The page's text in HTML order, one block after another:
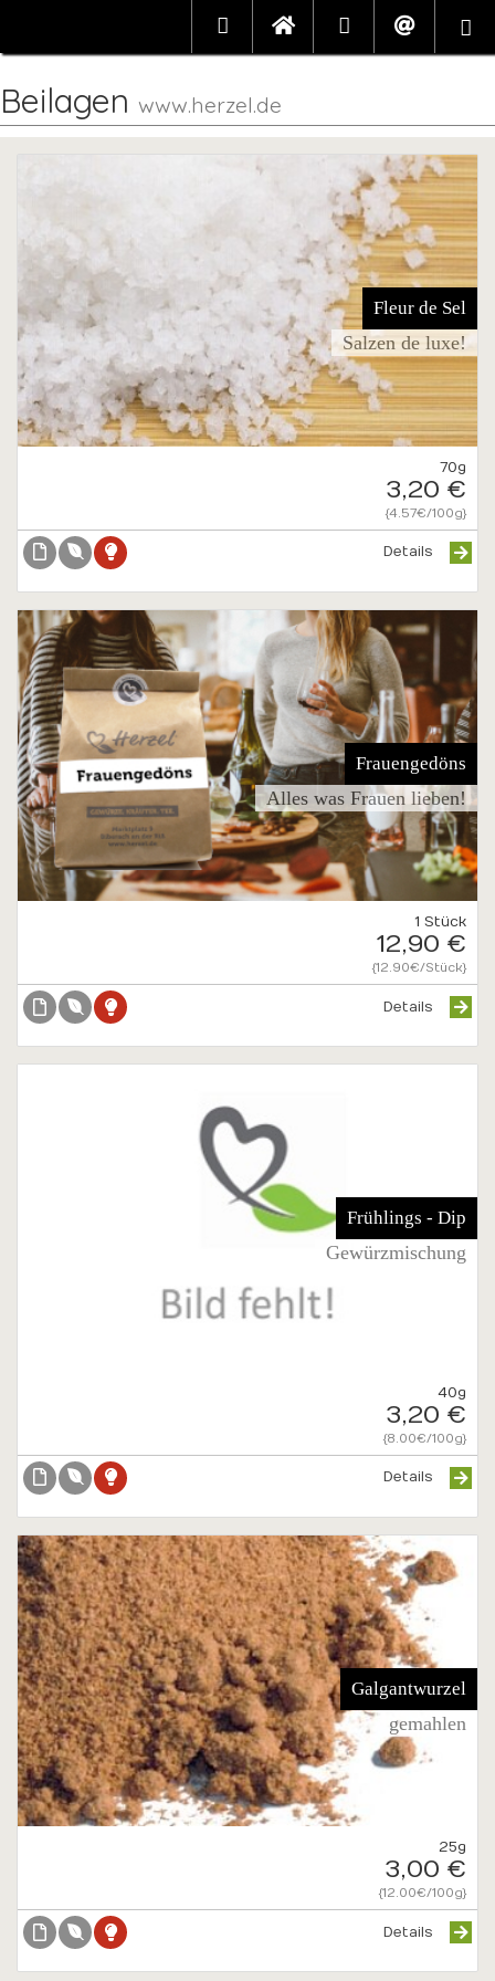
Beilagen www.herzel.de
Fleur de Sel
Salzen de luxe!
70g
3,20 €
{4.57€/100g}
Details
Frauengedöns
Alles was Frauen lieben!
1 Stück
12,90 €
{12.90€/Stück}
Details
Frühlings - Dip
Gewürzmischung
40g
3,20 €
{8.00€/100g}
Details
Galgantwurzel
gemahlen
25g
3,00 €
{12.00€/100g}
Details